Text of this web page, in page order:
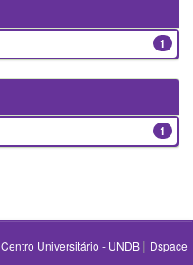
1
1
Centro Universitário - UNDB | Dspace